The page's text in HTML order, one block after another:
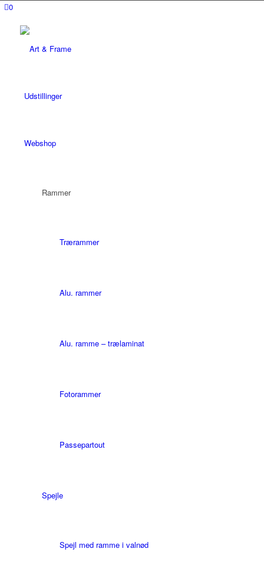
0
Udstillinger
Webshop
Rammer
Trærammer
Alu. rammer
Alu. ramme – trælaminat
Fotorammer
Passepartout
Spejle
Spejl med ramme i valnød